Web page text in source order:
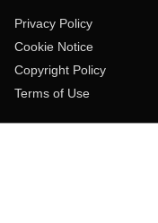
Privacy Policy
Cookie Notice
Copyright Policy
Terms of Use